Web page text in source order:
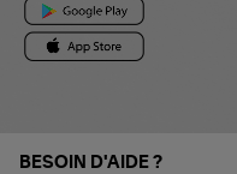
BESOIN D'AIDE ?